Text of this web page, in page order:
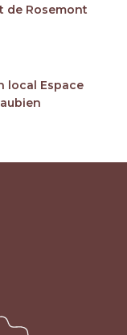
de Rosemont
local Espace